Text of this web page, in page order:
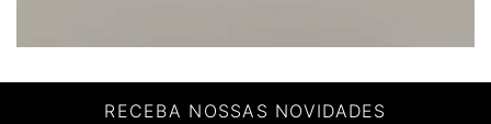
RECEBA NOSSAS NOVIDADES